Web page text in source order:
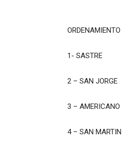
ORDENAMIENTO
1- SASTRE
2 – SAN JORGE
3 – AMERICANO
4 – SAN MARTIN